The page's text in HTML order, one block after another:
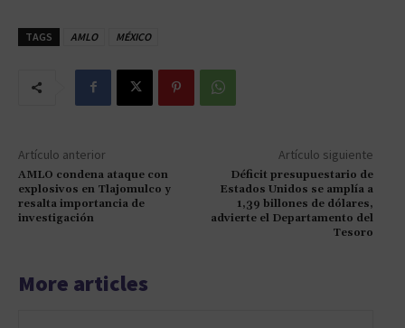
TAGS AMLO MÉXICO
Artículo anterior
AMLO condena ataque con
explosivos en Tlajomulco y
resalta importancia de
investigación
Artículo siguiente
Déficit presupuestario de
Estados Unidos se amplía a
1,39 billones de dólares,
advierte el Departamento del
Tesoro
More articles